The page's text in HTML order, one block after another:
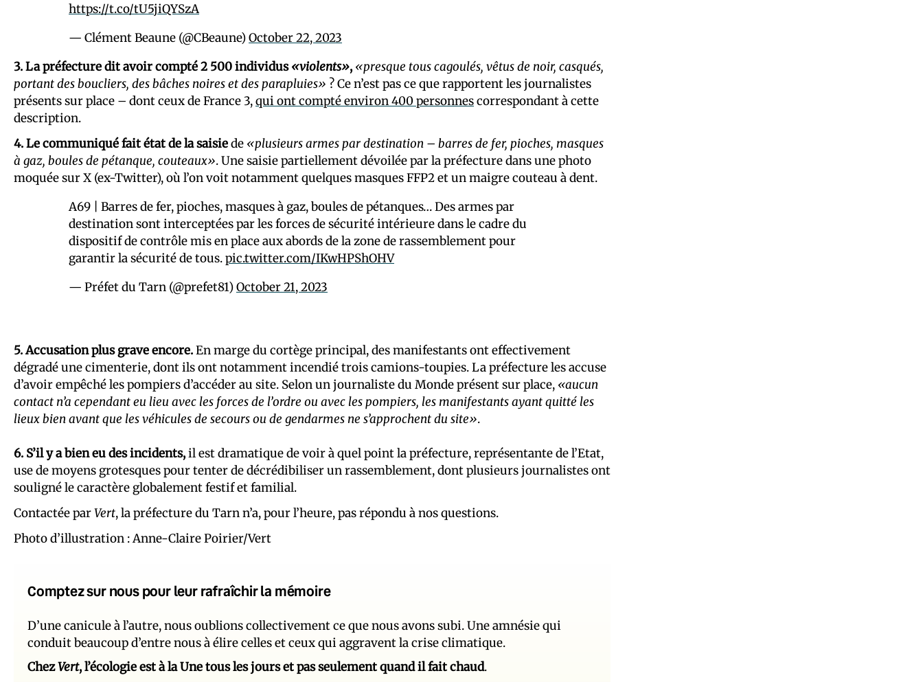
https://t.co/tU5jiQYSzA
— Clément Beaune (@CBeaune)October 22, 2023
3. La préfecture dit avoir compté 2 500 individus«violents», «presque tous cagoulés, vêtus de noir, casqués,
portant des boucliers, des bâches noires et des parapluies» ? Ce n’est pas ce que rapportent les journalistes
présents sur place – dont ceux de France 3,qui ont compté environ 400 personnescorrespondant à cette
description.
4. Le communiqué fait état de la saisiede «plusieurs armes par destination – barres de fer, pioches, masques
à gaz, boules de pétanque, couteaux». Une saisie partiellement dévoilée par la préfecture dans une photo
moquée sur X (ex-Twitter), où l’on voit notamment quelques masques FFP2 et un maigre couteau à dent.
A69 | Barres de fer, pioches, masques à gaz, boules de pétanques… Des armes par
destination sont interceptées par les forces de sécurité intérieure dans le cadre du
dispositif de contrôle mis en place aux abords de la zone de rassemblement pour
garantir la sécurité de tous.pic.twitter.com/IKwHPShOHV
— Préfet du Tarn (@prefet81)October 21, 2023
5. Accusation plus grave encore.En marge du cortège principal, des manifestants ont effectivement
dégradé une cimenterie, dont ils ont notamment incendié trois camions-toupies. La préfecture les accuse
d’avoir empêché les pompiers d’accéder au site. Selon un journaliste du Monde présent sur place, «aucun
contact n’a cependant eu lieu avec les forces de l’ordre ou avec les pompiers, les manifestants ayant quitté les
lieux bien avant que les véhicules de secours ou de gendarmes ne s’approchent du site».
6. S’il y a bien eu des incidents,il est dramatique de voir à quel point la préfecture, représentante de l’Etat,
use de moyens grotesques pour tenter de décrédibiliser un rassemblement, dont plusieurs journalistes ont
souligné le caractère globalement festif et familial.
Contactée parVert, la préfecture du Tarn n’a, pour l’heure, pas répondu à nos questions.
Photo d’illustration : Anne-Claire Poirier/Vert
Comptez sur nous pour leur rafraîchir la mémoire
D’une canicule à l’autre, nous oublions collectivement ce que nous avons subi. Une amnésie qui
conduit beaucoup d’entre nous à élire celles et ceux qui aggravent la crise climatique.
ChezVert, l’écologie est à la Une tous les jours et pas seulement quand il fait chaud.